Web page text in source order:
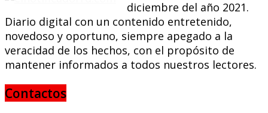
diciembre del año 2021.
Diario digital con un contenido entretenido,
novedoso y oportuno, siempre apegado a la
veracidad de los hechos, con el propósito de
mantener informados a todos nuestros lectores.
Contactos